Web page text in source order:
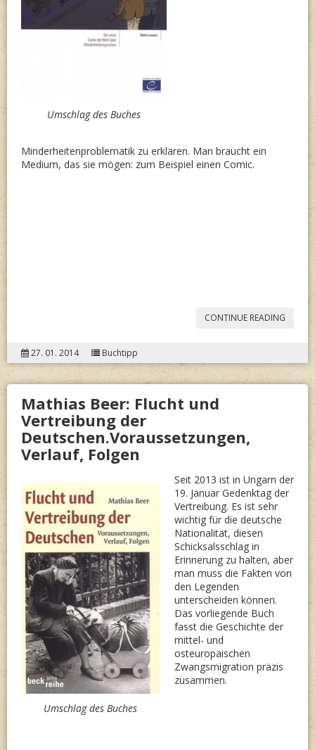
Umschlag des Buches
Minderheitenproblematik zu erklären. Man braucht ein
Medium, das sie mögen: zum Beispiel einen Comic.
CONTINUE READING “MALO
27. 01. 2014 Buchtipp
Mathias Beer: Flucht und
Vertreibung der
Deutschen.Voraussetzungen,
Verlauf, Folgen
Umschlag des Buches
Seit 2013 ist in Ungarn der
19. Januar Gedenktag der
Vertreibung. Es ist sehr
wichtig für die deutsche
Nationalität, diesen
Schicksalsschlag in
Erinnerung zu halten, aber
man muss die Fakten von
den Legenden
unterscheiden können.
Das vorliegende Buch
fasst die Geschichte der
mittel- und
osteuropäischen
Zwangsmigration präzis
zusammen.